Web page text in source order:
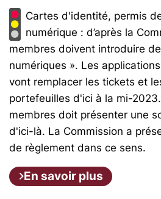
Cartes d'identité, permis
numérique : d’après la
membres doivent introduire
numériques ». Les
vont remplacer les tickets et
portefeuilles d'ici à la mi-
membres doit présenter une
d'ici-là. La Commission a
de règlement dans ce sens.
En savoir plus